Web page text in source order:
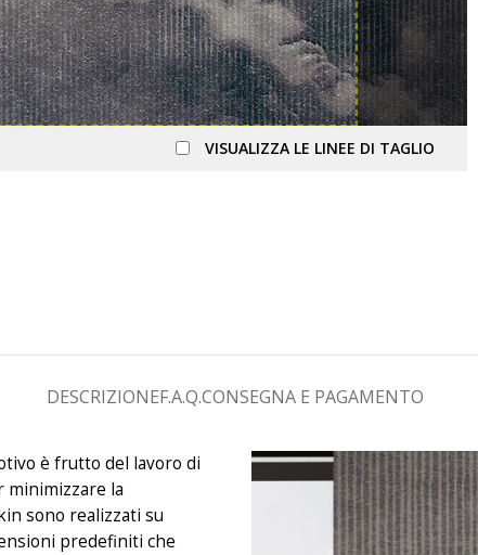
VISUALIZZA LE LINEE DI TAGLIO
DESCRIZIONEF.A.Q.CONSEGNA E PAGAMENTO
è frutto del lavoro di
minimizzare la
sono realizzati su
predefiniti che